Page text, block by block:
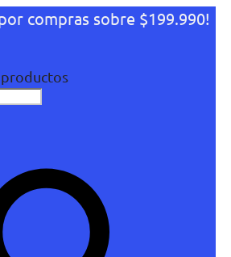
compras sobre $199.990!